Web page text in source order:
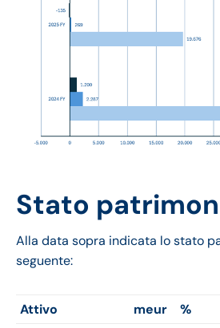
Stato
Alla data sopra indicata lo stato
seguente:
Attivo meur %